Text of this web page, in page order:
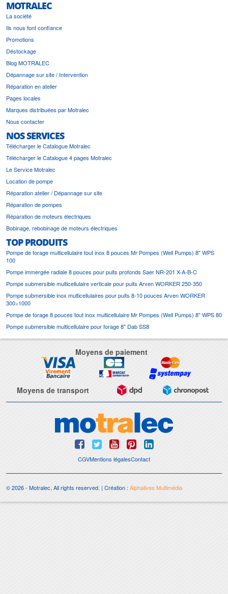
MOTRALEC
La société
Ils nous font confiance
Promotions
Déstockage
Blog MOTRALEC
Dépannage sur site / Intervention
Réparation en atelier
Pages locales
Marques distribuées par Motralec
Nous contacter
NOS SERVICES
Télécharger le Catalogue Motralec
Télécharger le Catalogue 4 pages Motralec
Le Service Motralec
Location de pompe
Réparation atelier / Dépannage sur site
Réparation de pompes
Réparation de moteurs électriques
Bobinage, rebobinage de moteurs électriques
TOP PRODUITS
Pompe de forage multicellulaire tout inox 8 pouces Mr Pompes (Well Pumps) 8" WPS
100
Pompe immergée radiale 8 pouces pour puits profonds Saer NR-201 X-A-B-C
Pompe submersible multicellulaire verticale pour puits Arven WORKER 250-350
Pompe submersible inox multicellulaires pour puits 8-10 pouces Arven WORKER
300÷1000
Pompe de forage 8 pouces tout inox multicellulaire Mr Pompes (Well Pumps) 8" WPS 80
Pompe submersible multicellulaire pour forage 8" Dab SS8
Moyens de paiement
Moyens de transport
CGVMentions légalesContact
© 2026 - Motralec, All rights reserved. | Création :Alphalives Multimédia